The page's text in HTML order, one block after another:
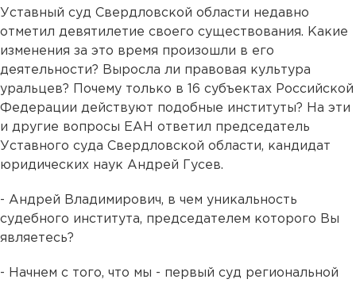
Уставный суд Свердловской области недавно
отметил девятилетие своего существования. Какие
изменения за это время произошли в его
деятельности? Выросла ли правовая культура
уральцев? Почему только в 16 субъектах Российской
Федерации действуют подобные институты? На эти
и другие вопросы ЕАН ответил председатель
Уставного суда Свердловской области, кандидат
юридических наук Андрей Гусев.
- Андрей Владимирович, в чем уникальность
судебного института, председателем которого Вы
являетесь?
- Начнем с того, что мы - первый суд региональной